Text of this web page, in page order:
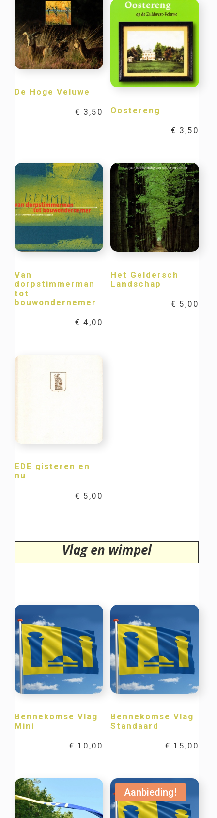
De Hoge Veluwe
€ 3,50 Oostereng
€ 3,50
Van
dorpstimmerman
tot
bouwondernemer
€ 4,00
Het Geldersch
Landschap
€ 5,00
EDE gisteren en
nu
€ 5,00
Vlag en wimpel
Bennekomse Vlag
Mini
€ 10,00
Bennekomse Vlag
Standaard
€ 15,00
Aanbieding!